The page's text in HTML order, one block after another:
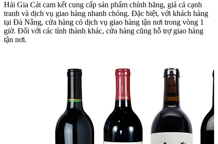
Hải Gia Cát cam kết cung cấp sản phẩm chính hãng, giá cả cạnh
tranh và dịch vụ giao hàng nhanh chóng. Đặc biệt, với khách hàng
tại Đà Nẵng, cửa hàng có dịch vụ giao hàng tận nơi trong vòng 1
giờ. Đối với các tỉnh thành khác, cửa hàng cũng hỗ trợ giao hàng
tận nơi.​